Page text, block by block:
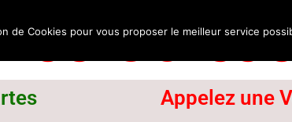
Appelez une
de Cookies pour vous proposer le meilleur service